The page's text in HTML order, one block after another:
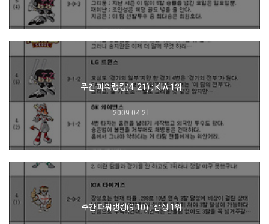
주간 파워랭킹(4. 21) ; KIA 1위
2009.04.21
주간 파워랭킹(9.10) ; 삼성 1위